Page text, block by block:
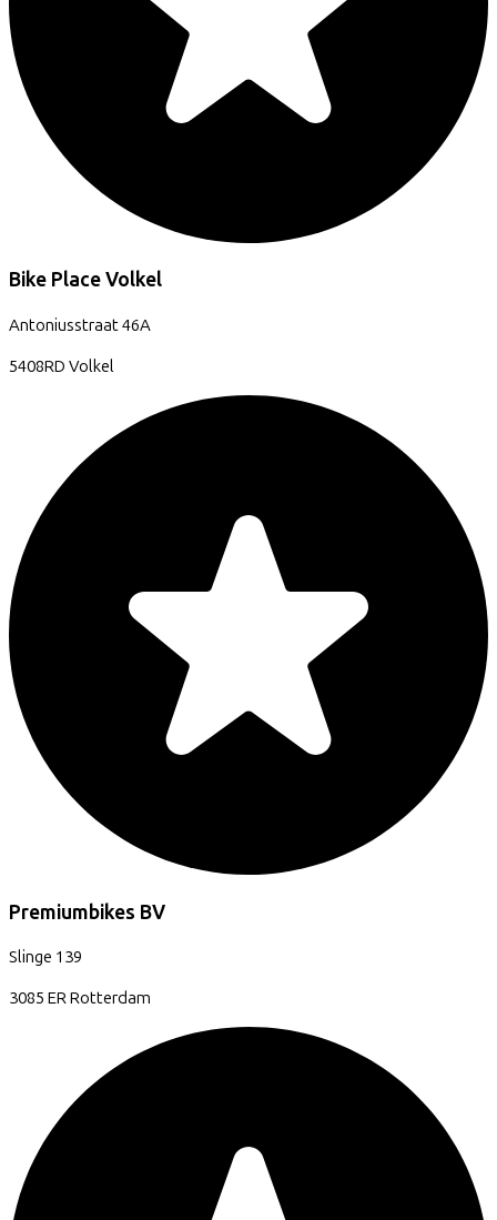
Bike Place Volkel
Antoniusstraat46A
5408RD Volkel
Premiumbikes BV
Slinge 139
3085 ERRotterdam